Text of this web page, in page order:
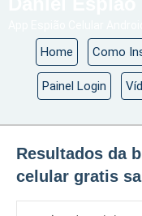
Home Como
Painel Login
Resultados da
celular gratis